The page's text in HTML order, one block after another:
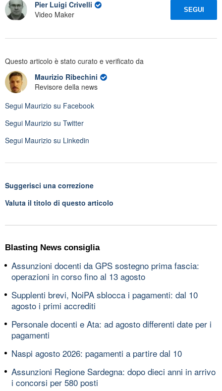
Pier Luigi Crivelli
Video Maker
SEGUI
Questo articolo è stato curato e verificato da
Maurizio Ribechini
Revisore della news
Segui Maurizio su Facebook
Segui Maurizio su Twitter
Segui Maurizio su Linkedin
Suggerisci una correzione
Valuta il titolo di questo articolo
Blasting News consiglia
Assunzioni docenti da GPS sostegno prima fascia:
operazioni in corso fino al 13 agosto
Supplenti brevi, NoiPA sblocca i pagamenti: dal 10
agosto i primi accrediti
Personale docenti e Ata: ad agosto differenti date per i
pagamenti
Naspi agosto 2026: pagamenti a partire dal 10
Assunzioni Regione Sardegna: dopo dieci anni in arrivo
i concorsi per 580 posti